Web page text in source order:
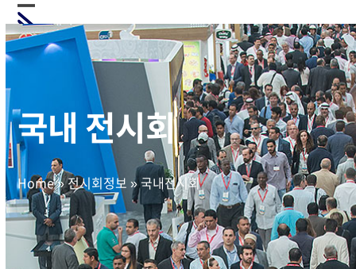
Skip
to
content
Open
mobile
Close
mobile
국내 전시회
Home»전시회정보 »국내전시회